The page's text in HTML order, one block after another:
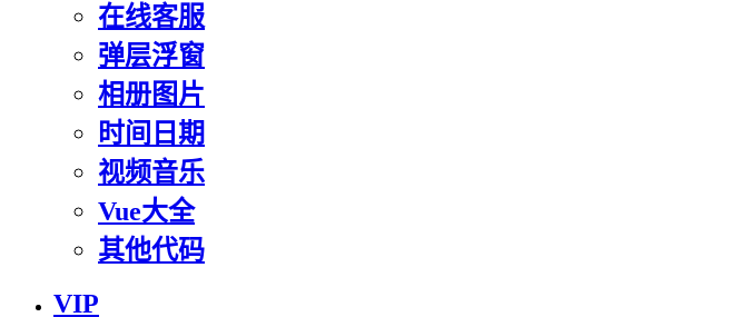
在线客服
弹层浮窗
相册图片
时间日期
视频音乐
Vue大全
其他代码
VIP